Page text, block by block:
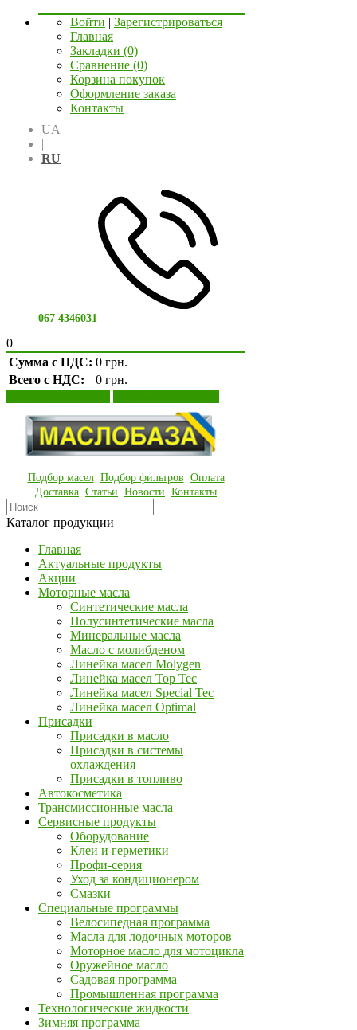
Войти | Зарегистрироваться
Главная
Закладки (0)
Сравнение (0)
Корзина покупок
Оформление заказа
Контакты
UA
|
RU
067 4346031
0
Сумма с НДС: 0 грн.
Всего с НДС:
0 грн.
Подбор масел Подбор фильтров Оплата
Доставка Статьи Новости Контакты
Каталог продукции
Главная
Актуальные продукты
Акции
Моторные масла
Синтетические масла
Полусинтетические масла
Минеральные масла
Масло с молибденом
Линейка масел Molygen
Линейка масел Top Tec
Линейка масел Special Tec
Линейка масел Optimal
Присадки
Присадки в масло
Присадки в системы
охлаждения
Присадки в топливо
Автокосметика
Трансмиссионные масла
Сервисные продукты
Оборудование
Клеи и герметики
Профи-серия
Уход за кондиционером
Смазки
Специальные программы
Велосипедная программа
Масла для лодочных моторов
Моторное масло для мотоцикла
Оружейное масло
Садовая программа
Промышленная программа
Технологические жидкости
Зимняя программа